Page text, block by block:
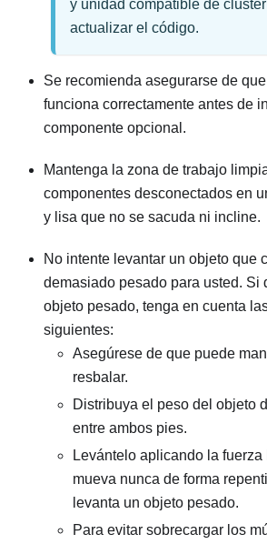
y unidad compatible de
actualizar el código.
Se recomienda asegurarse de
funciona correctamente antes de
componente opcional.
Mantenga la zona de trabajo
componentes desconectados en
y lisa que no se sacuda ni incline.
No intente levantar un objeto que
demasiado pesado para usted. Si
objeto pesado, tenga en cuenta
siguientes:
Asegúrese de que puede
resbalar.
Distribuya el peso del objeto
entre ambos pies.
Levántelo aplicando la
mueva nunca de forma
levanta un objeto pesado.
Para evitar sobrecargar los